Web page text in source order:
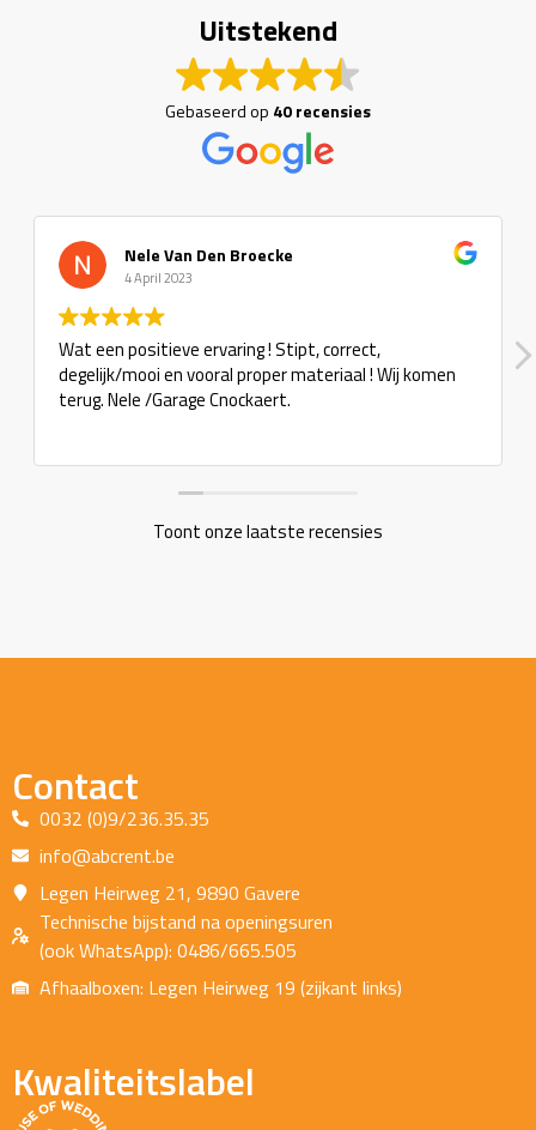
Uitstekend
Gebaseerd op 40 recensies
Nele Van Den Broecke
4 April 2023
Wat een positieve ervaring ! Stipt, correct,
degelijk/mooi en vooral proper materiaal ! Wij komen
terug. Nele /Garage Cnockaert.
Toont onze laatste recensies
Contact
0032 (0)9/236.35.35
info@abcrent.be
Legen Heirweg 21, 9890 Gavere
Technische bijstand na openingsuren
(ook WhatsApp): 0486/665.505
Afhaalboxen: Legen Heirweg 19 (zijkant links)
Kwaliteitslabel